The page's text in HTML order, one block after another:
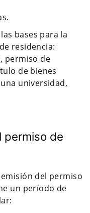
bases para la
residencia:
permiso de
de bienes
universidad,
permiso de
del permiso
un período de